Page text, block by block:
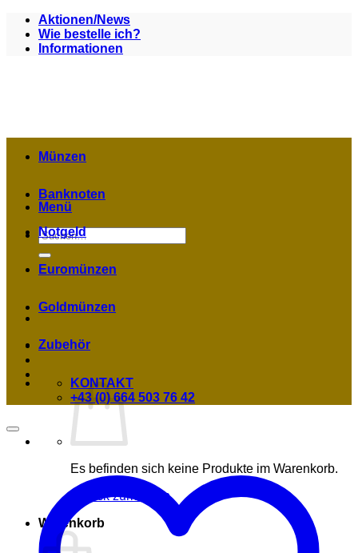
Zum
Inhalt
springen
Aktionen/News
Wie bestelle ich?
Informationen
Menü
Suchen
nach:
Es befinden sich keine Produkte im Warenkorb.
Zurück zum Shop
Warenkorb
Münzen
Banknoten
Notgeld
Euromünzen
Goldmünzen
Zubehör
KONTAKT
+43 (0) 664 503 76 42